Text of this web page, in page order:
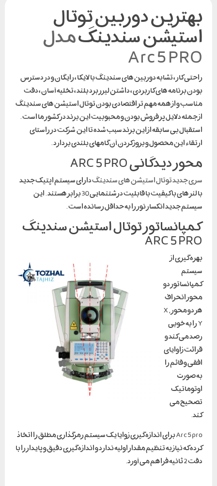
بهترین دوربین توتال
استیشن سندینگمدل
Arc5 PRO
راحتی کار ، تشابه دوربین های سندینگ با لایکا ، رایگان و در دسترس
بودن برنامه های کاربردی ، داشتن لیزر برد بلند ، تخلیه آسان ، دقت
مناسب و از همه مهم تر اقتصادی بودن توتال استیشن های سندینگ
از جمله دلایل پر فروش بودن و محبوبیت این برند در کشور ما است .
استقبال بی سابقه از این برند سبب شده تا این شرکت در راستای
ارتقاء این محصول و بروز کردن آن گامهای بلندی بردارد .
محور دیدگانی ARC 5 PRO
سری جدید توتال استیشن های سندینگدارای سیستم اپتیک جدید
با لنز های با کیفیت با قابلیت درشتنمایی 30 برابر هستند . این
سیستم جدید انکسار نور را به حداقل رسانده است .
کمپانساتور توتال استیشن سندینگ
ARC 5 PRO
بهره گیری از
سیستم
کمپانساتور دو
محور انحراف
هر دو محور X ,
Y را به خوبی
رصد می کند و
قرائت زاوایای
افقی و قائم را
به صورت
اوتوماتیک
تصحیح می
کند.
Arc5 pro برای اندازه گیری زوایا یک سیستم رمزگذاری مطلق را اتخاذ
کرده که نیاز به تنظیم مقدار اولیه ندارد و اندازه گیری دقیق و پایدار را با
دقت 2 ثانیه فراهم می آورد.